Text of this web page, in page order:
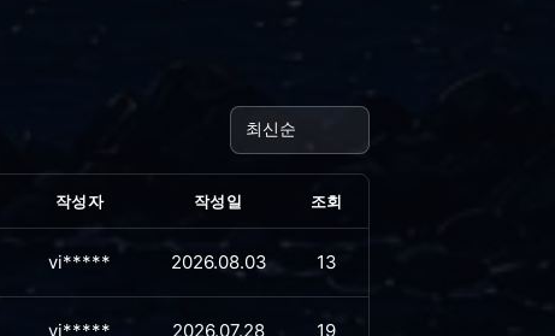
작성자 작성일 조회
vi***** 2026.08.03 13
vi***** 2026.07.28 19